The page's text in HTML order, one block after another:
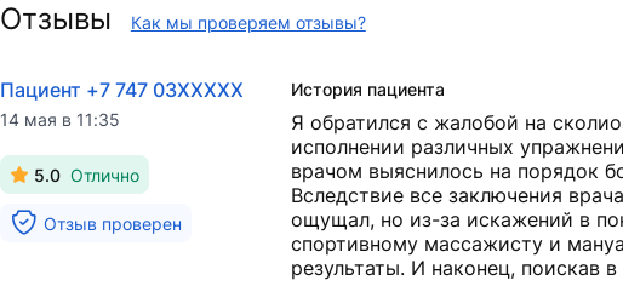
Отзывы Как мы проверяем отзывы?
Пациент +7 747 03XXXXX
14 мая в 11:35
5.0 Отлично
Отзыв проверен
История пациента
Я обратился с жалобой на
исполнении различных
врачом выяснилось на порядок
Вследствие все заключения
ощущал, но из-за искажений в
спортивному массажисту и
результаты. И наконец, поискав